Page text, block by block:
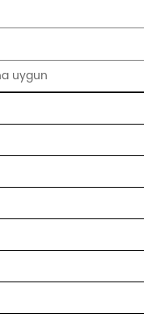
uygun